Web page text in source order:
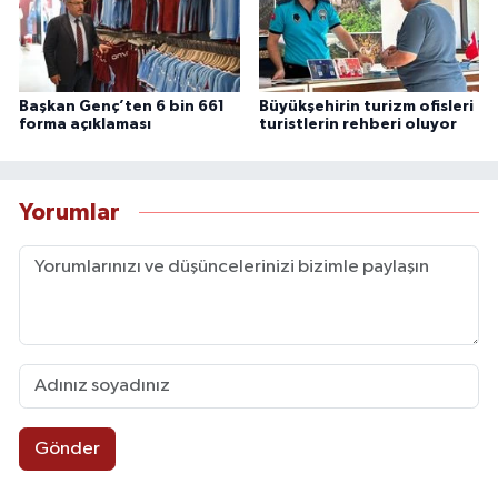
Başkan Genç’ten 6 bin 661
forma açıklaması
Büyükşehirin turizm ofisleri
turistlerin rehberi oluyor
Yorumlar
Gönder